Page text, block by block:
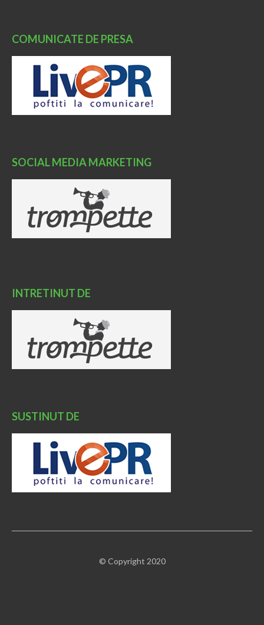
COMUNICATE DE PRESA
SOCIAL MEDIA MARKETING
INTRETINUT DE
SUSTINUT DE
© Copyright 2020